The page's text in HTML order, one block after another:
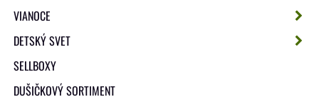
VIANOCE
DETSKÝ SVET
SELLBOXY
DUŠIČKOVÝ SORTIMENT